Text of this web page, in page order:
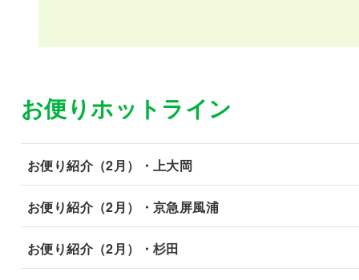
お便りホットライン
お便り紹介（2月）・上大岡
お便り紹介（2月）・京急屏風浦
お便り紹介（2月）・杉田